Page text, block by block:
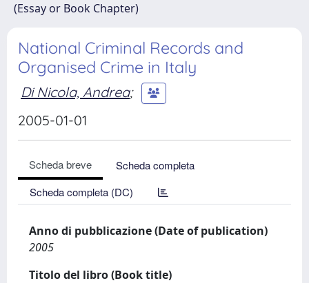
(Essay or Book Chapter)
National Criminal Records and
Organised Crime in Italy
Di Nicola, Andrea;
2005-01-01
Scheda breve
Scheda completa
Scheda completa (DC)
Anno di pubblicazione (Date of publication)
2005
Titolo del libro (Book title)